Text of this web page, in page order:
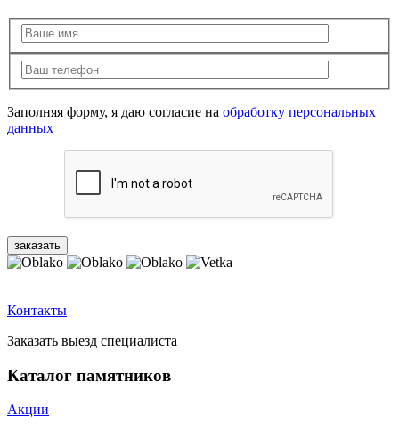
Заполняя форму, я даю согласие на обработку персональных
данных
Контакты
Заказать выезд специалиста
Каталог памятников
Акции